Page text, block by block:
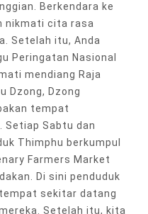
Berkendara ke
nikmati cita rasa
Setelah itu, Anda
Peringatan Nasional
mendiang Raja
Dzong, Dzong
tempat
Setiap Sabtu dan
Thimphu berkumpul
Farmers Market
Di sini penduduk
sekitar datang
Setelah itu, kita